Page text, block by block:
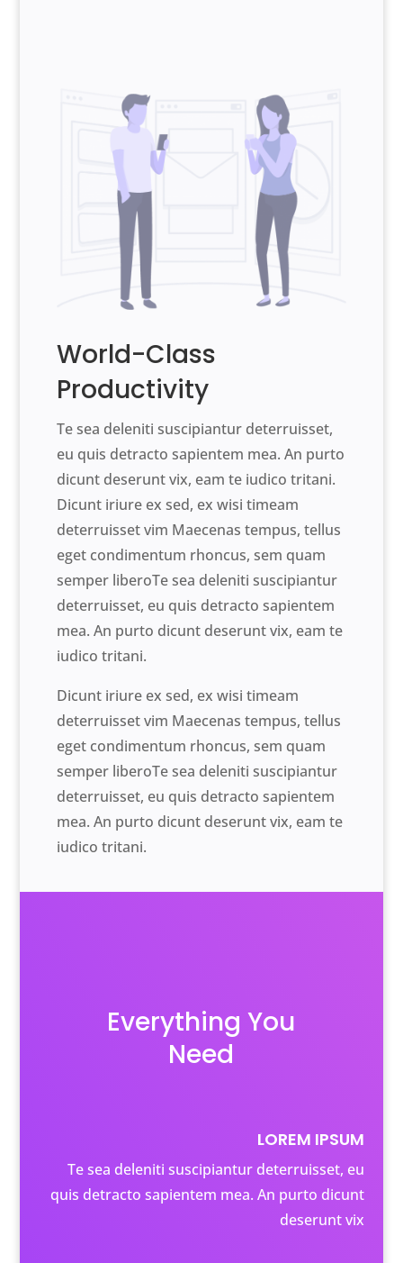
World-Class
Productivity
Te sea deleniti suscipiantur deterruisset,
eu quis detracto sapientem mea. An purto
dicunt deserunt vix, eam te iudico tritani.
Dicunt iriure ex sed, ex wisi timeam
deterruisset vim Maecenas tempus, tellus
eget condimentum rhoncus, sem quam
semper liberoTe sea deleniti suscipiantur
deterruisset, eu quis detracto sapientem
mea. An purto dicunt deserunt vix, eam te
iudico tritani.
Dicunt iriure ex sed, ex wisi timeam
deterruisset vim Maecenas tempus, tellus
eget condimentum rhoncus, sem quam
semper liberoTe sea deleniti suscipiantur
deterruisset, eu quis detracto sapientem
mea. An purto dicunt deserunt vix, eam te
iudico tritani.
Everything You
Need
LOREM IPSUM
Te sea deleniti suscipiantur deterruisset, eu
quis detracto sapientem mea. An purto dicunt
deserunt vix